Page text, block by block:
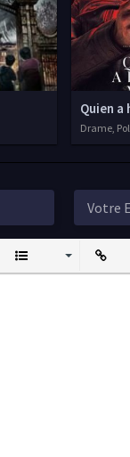
Quien
Drame,
Unordered ListInsert